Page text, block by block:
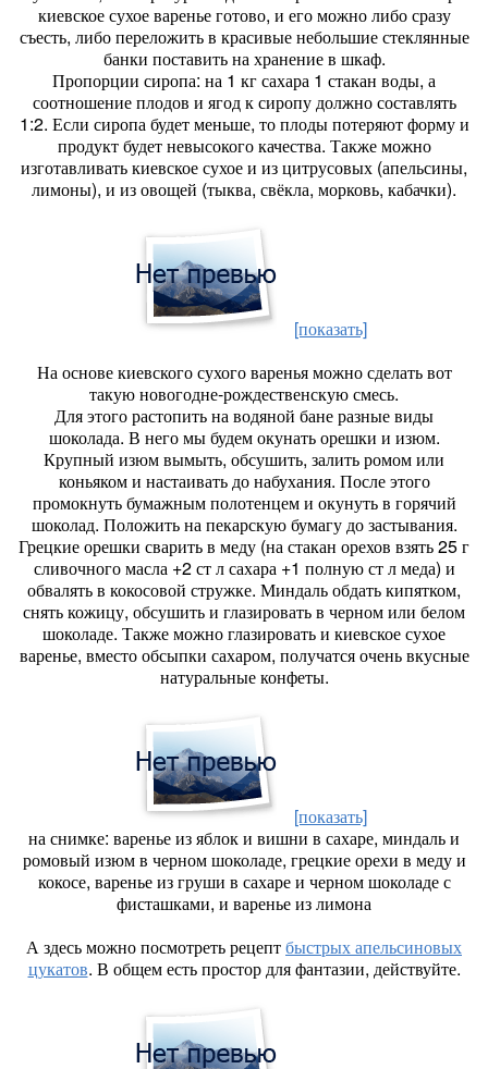
киевское сухое варенье готово, и его можно либо сразу
съесть, либо переложить в красивые небольшие стеклянные
банки поставить на хранение в шкаф.
Пропорции сиропа: на 1 кг сахара 1 стакан воды, а
соотношение плодов и ягод к сиропу должно составлять
1:2. Если сиропа будет меньше, то плоды потеряют форму и
продукт будет невысокого качества. Также можно
изготавливать киевское сухое и из цитрусовых (апельсины,
лимоны), и из овощей (тыква, свёкла, морковь, кабачки).
[показать]
На основе киевского сухого варенья можно сделать вот
такую новогодне-рождественскую смесь.
Для этого растопить на водяной бане разные виды
шоколада. В него мы будем окунать орешки и изюм.
Крупный изюм вымыть, обсушить, залить ромом или
коньяком и настаивать до набухания. После этого
промокнуть бумажным полотенцем и окунуть в горячий
шоколад. Положить на пекарскую бумагу до застывания.
Грецкие орешки сварить в меду (на стакан орехов взять 25 г
сливочного масла +2 ст л сахара +1 полную ст л меда) и
обвалять в кокосовой стружке. Миндаль обдать кипятком,
снять кожицу, обсушить и глазировать в черном или белом
шоколаде. Также можно глазировать и киевское сухое
варенье, вместо обсыпки сахаром, получатся очень вкусные
натуральные конфеты.
[показать]
на снимке: варенье из яблок и вишни в сахаре, миндаль и
ромовый изюм в черном шоколаде, грецкие орехи в меду и
кокосе, варенье из груши в сахаре и черном шоколаде с
фисташками, и варенье из лимона
А здесь можно посмотреть рецептбыстрых апельсиновых
цукатов. В общем есть простор для фантазии, действуйте.